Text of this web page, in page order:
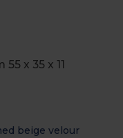
x 35 x 11
beige velour